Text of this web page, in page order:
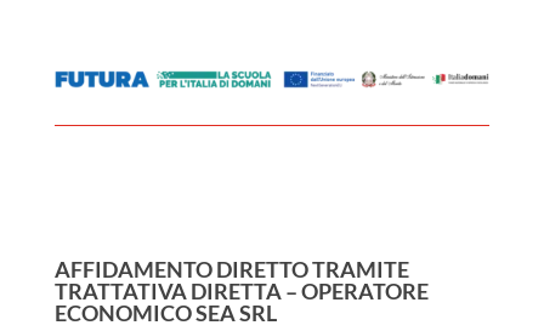
AFFIDAMENTO DIRETTO TRAMITE
TRATTATIVA DIRETTA – OPERATORE
ECONOMICO SEA SRL